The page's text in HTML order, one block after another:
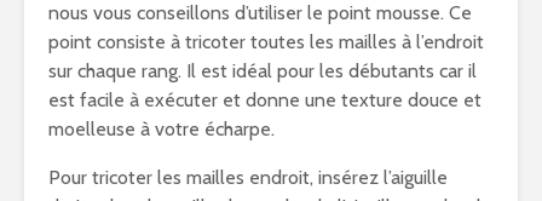
nous vous conseillons d’utiliser le point mousse. Ce
point consiste à tricoter toutes les mailles à l’endroit
sur chaque rang. Il est idéal pour les débutants car il
est facile à exécuter et donne une texture douce et
moelleuse à votre écharpe.
Pour tricoter les mailles endroit, insérez l’aiguille